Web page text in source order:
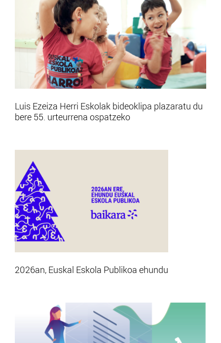
Luis Ezeiza Herri Eskolak bideoklipa plazaratu du
bere 55. urteurrena ospatzeko
2026an, Euskal Eskola Publikoa ehundu